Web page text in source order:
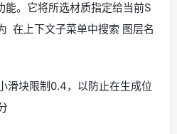
能。它将所选材质指定给当前S
在上下文子菜单中搜索 图层名
滑块限制0.4，以防止在生成位